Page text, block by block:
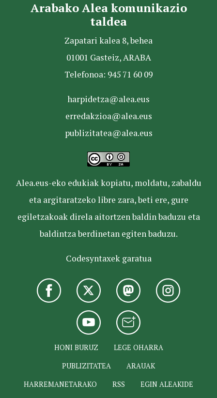
Arabako Alea komunikazio
taldea
Zapatari kalea 8, behea
01001 Gasteiz, ARABA
Telefonoa: 945 71 60 09
harpidetza@alea.eus
erredakzioa@alea.eus
publizitatea@alea.eus
Alea.eus-eko edukiak kopiatu, moldatu, zabaldu
eta argitaratzeko libre zara, beti ere, gure
egiletzakoak direla aitortzen baldin baduzu eta
baldintza berdinetan egiten baduzu.
Codesyntaxek garatua
HONI BURUZ
LEGE OHARRA
PUBLIZITATEA
ARAUAK
HARREMANETARAKO
RSS EGIN ALEAKIDE